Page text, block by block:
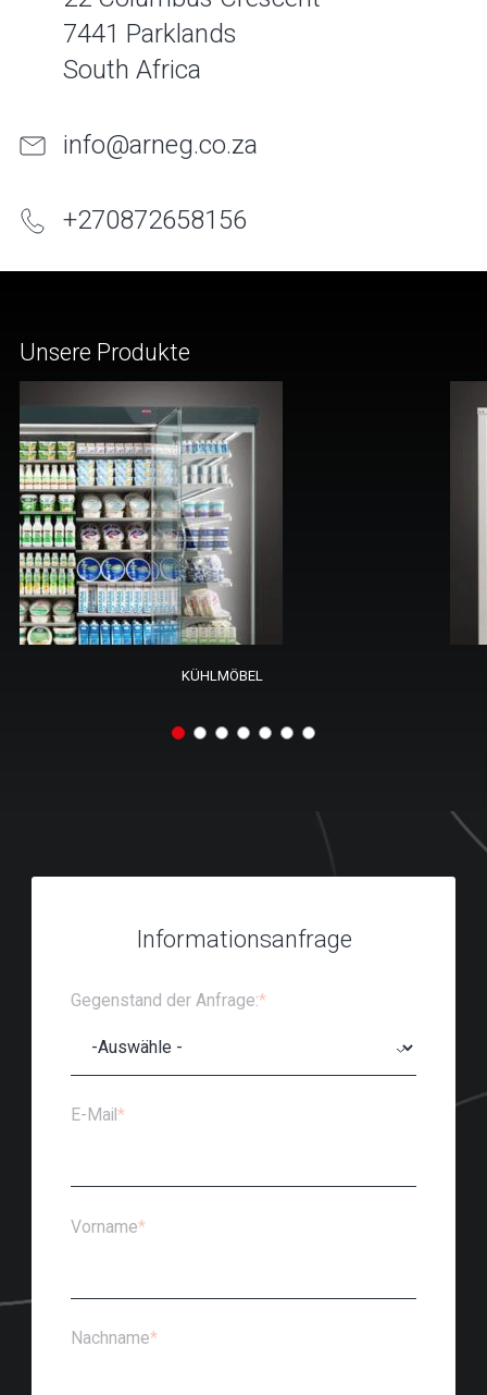
7441 Parklands
South Africa
info@arneg.co.za
+270872658156
Unsere Produkte
KÜHLMÖBEL
Informationsanfrage
Gegenstand der Anfrage:*
E-Mail*
Vorname*
Nachname*